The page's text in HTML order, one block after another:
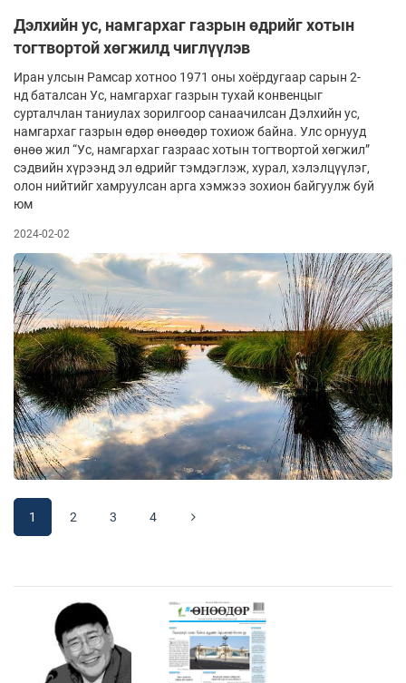
Дэлхийн ус, намгархаг газрын өдрийг хотын
тогтвортой хөгжилд чиглүүлэв
Иран улсын Рамсар хотноо 1971 оны хоёрдугаар сарын 2-
нд баталсан Ус, намгархаг газрын тухай конвенцыг
сурталчлан таниулах зорилгоор санаачилсан Дэлхийн ус,
намгархаг газрын өдөр өнөөдөр тохиож байна. Улс орнууд
өнөө жил “Ус, намгархаг газраас хотын тогтвортой хөгжил”
сэдвийн хүрээнд эл өдрийг тэмдэглэж, хурал, хэлэлцүүлэг,
олон нийтийг хамруулсан арга хэмжээ зохион байгуулж буй
юм
2024-02-02
1 2 3 4